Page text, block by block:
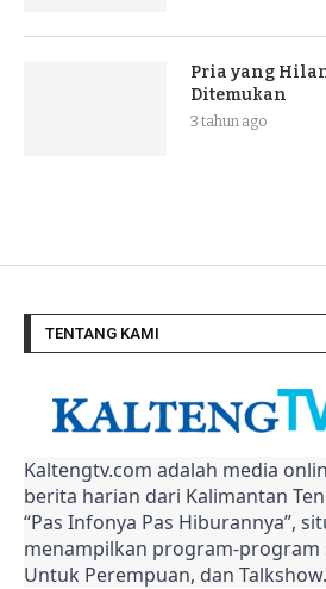
Pria yang
Ditemukan
3 tahun ago
TENTANG KAMI
Kaltengtv.com adalah media
berita harian dari Kalimantan
“Pas Infonya Pas Hiburannya”,
menampilkan program-program
Untuk Perempuan, dan Talkshow.